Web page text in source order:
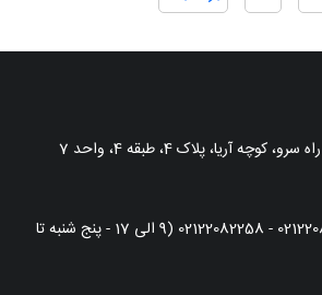
آریا، پلاک 4، طبقه 4، واحد 7
02122083926 - 02122085386 - 02122082258 (9 الی 17 - پنج شنبه تا